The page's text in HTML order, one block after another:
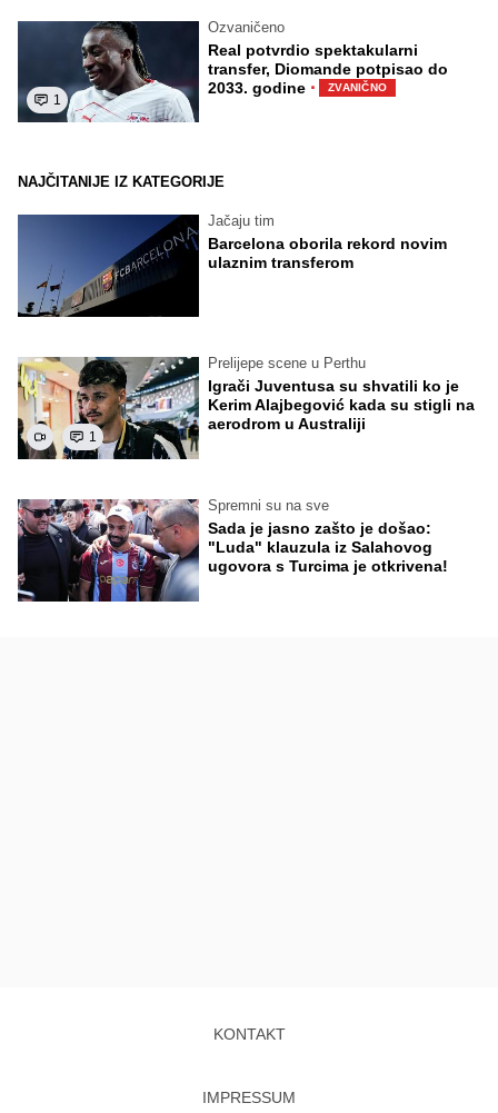
1
Ozvaničeno
Real potvrdio spektakularni
transfer, Diomande potpisao do
2033. godine · ZVANIČNO
NAJČITANIJE IZ KATEGORIJE
Jačaju tim
Barcelona oborila rekord novim
ulaznim transferom
1
Prelijepe scene u Perthu
Igrači Juventusa su shvatili ko je
Kerim Alajbegović kada su stigli na
aerodrom u Australiji
Spremni su na sve
Sada je jasno zašto je došao:
"Luda" klauzula iz Salahovog
ugovora s Turcima je otkrivena!
KONTAKT
IMPRESSUM